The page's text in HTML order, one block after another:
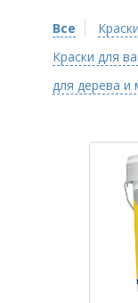
Все
Краски для
для дерева и